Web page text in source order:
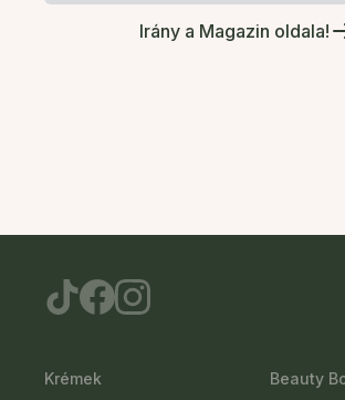
Irány a Magazin oldala!
Krémek Beauty